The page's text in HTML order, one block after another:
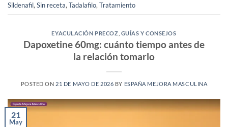
Sildenafil, Sin receta, Tadalafilo, Tratamiento
EYACULACIÓN PRECOZ GUÍAS Y CONSEJOS
Dapoxetine 60mg: cuánto tiempo antes de
la relación tomarlo
POSTED ON 21 DE MAYO DE 2026 BY ESPAÑA MEJORA MASCULINA
21
May